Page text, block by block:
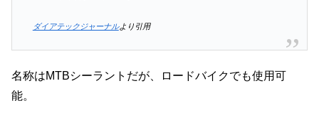
ダイアテックジャーナルより引用
名称はMTBシーラントだが、ロードバイクでも使用可
能。